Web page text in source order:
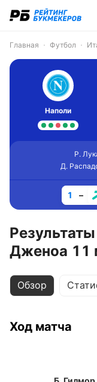
Главная Футбол
Наполи
Р.
Д.
1 –
Дженоа 11
Обзор
Ход матча